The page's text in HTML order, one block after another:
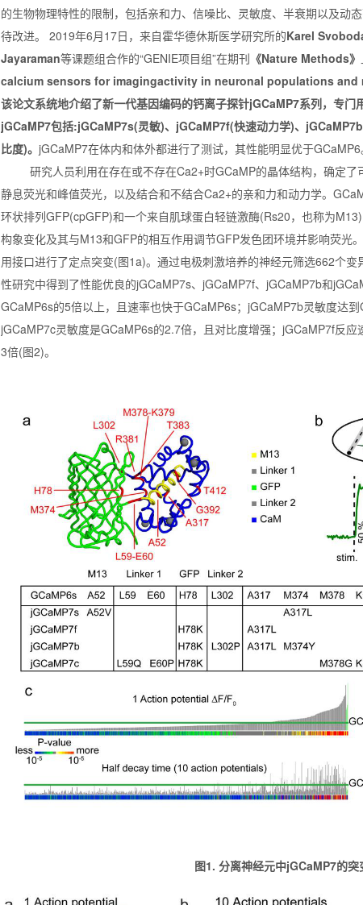
的生物物理特性的限制，包括亲和力、信噪比、灵敏度、半衰期以及动
待改进。 2019年6月17日，来自霍华德休斯医学研究所的Karel
Jayaraman等课题组合作的“GENIE项目组”在期刊 《Nature Methods》
calcium sensors for imagingactivity in neuronal populations and
该论文系统地介绍了新一代基因编码的钙离子探针jGCaMP7系列，专门
jGCaMP7包括:jGCaMP7s(灵敏)、jGCaMP7f(快速动力学)、
比度)。 jGCaMP7在体内和体外都进行了测试，其性能明显优于
研究人员利用在存在或不存在Ca2+时GCaMP的晶体结构，确定了
静息荧光和峰值荧光，以及结合和不结合Ca2+的亲和力和动力学。
环状排列GFP(cpGFP)和一个来自肌球蛋白轻链激酶(Rs20，也称为
构象变化及其与M13和GFP的相互作用调节GFP发色团环境并影响荧光
用接口进行了定点突变(图1a)。通过电极刺激培养的神经元筛选662个
性研究中得到了性能优良的jGCaMP7s、jGCaMP7f、jGCaMP7b和
GCaMP6s的5倍以上，且速率也快于GCaMP6s；jGCaMP7b灵敏度达
jGCaMP7c灵敏度是GCaMP6s的2.7倍，且对比度增强；jGCaMP7f反
3倍(图2)。
图1. 分离神经元中jGCaMP7的突